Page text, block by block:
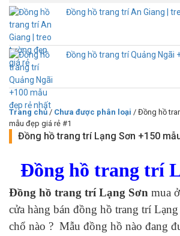
Đồng hồ trang trí An Giang |
Đồng hồ trang trí Quảng Ngãi
Trang chủ / Chưa được phân loại / Đồng hồ
mẫu đẹp giá rẻ #1
Đồng hồ trang trí Lạng Sơn +150
Đồng hồ trang trí
Đồng hồ trang trí Lạng Sơn mua
cửa hàng bán đồng hồ trang trí
chổ nào ? Mẫu đồng hồ nào đang